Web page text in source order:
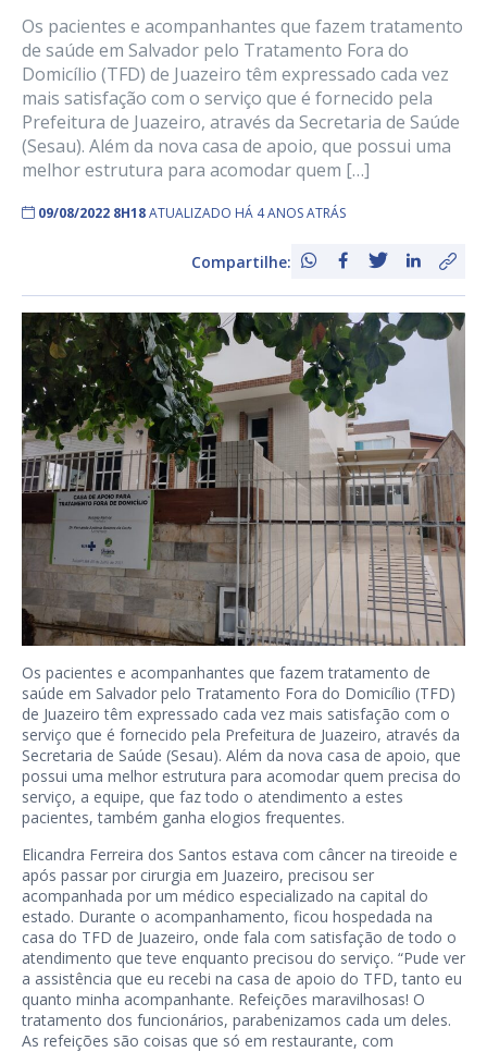
Os pacientes e acompanhantes que fazem tratamento
de saúde em Salvador pelo Tratamento Fora do
Domicílio (TFD) de Juazeiro têm expressado cada vez
mais satisfação com o serviço que é fornecido pela
Prefeitura de Juazeiro, através da Secretaria de Saúde
(Sesau). Além da nova casa de apoio, que possui uma
melhor estrutura para acomodar quem […]
09/08/2022 8H18ATUALIZADO HÁ 4 ANOS ATRÁS
Compartilhe:
Os pacientes e acompanhantes que fazem tratamento de
saúde em Salvador pelo Tratamento Fora do Domicílio (TFD)
de Juazeiro têm expressado cada vez mais satisfação com o
serviço que é fornecido pela Prefeitura de Juazeiro, através da
Secretaria de Saúde (Sesau). Além da nova casa de apoio, que
possui uma melhor estrutura para acomodar quem precisa do
serviço, a equipe, que faz todo o atendimento a estes
pacientes, também ganha elogios frequentes.
Elicandra Ferreira dos Santos estava com câncer na tireoide e
após passar por cirurgia em Juazeiro, precisou ser
acompanhada por um médico especializado na capital do
estado. Durante o acompanhamento, ficou hospedada na
casa do TFD de Juazeiro, onde fala com satisfação de todo o
atendimento que teve enquanto precisou do serviço. “Pude ver
a assistência que eu recebi na casa de apoio do TFD, tanto eu
quanto minha acompanhante. Refeições maravilhosas! O
tratamento dos funcionários, parabenizamos cada um deles.
As refeições são coisas que só em restaurante, com